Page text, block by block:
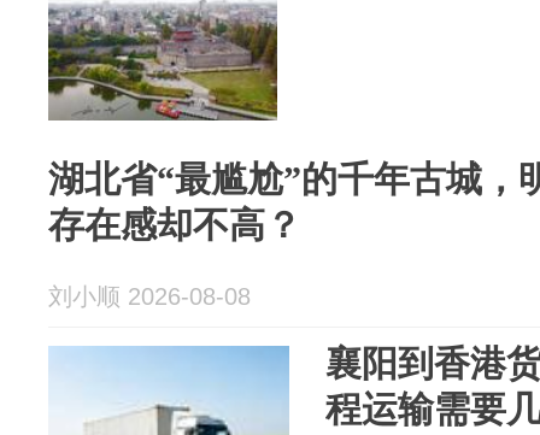
湖北省“最尴尬”的千年古城，
存在感却不高？
刘小顺 2026-08-08
襄阳到香港
程运输需要